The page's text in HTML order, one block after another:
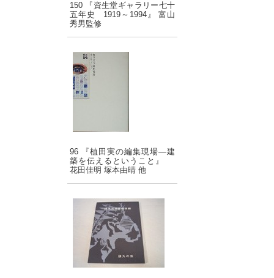
150 『資生堂ギャラリー七十
五年史 1919～1994』 富山
秀男監修
96 『植田実の編集現場―建
築を伝えるということ』
花田佳明 塚本由晴 他